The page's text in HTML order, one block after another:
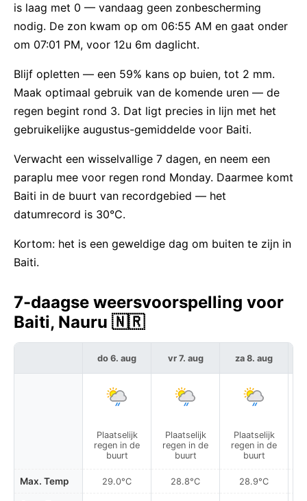
is laag met 0 — vandaag geen zonbescherming
nodig. De zon kwam op om 06:55 AM en gaat onder
om 07:01 PM, voor 12u 6m daglicht.
Blijf opletten — een 59% kans op buien, tot 2 mm.
Maak optimaal gebruik van de komende uren — de
regen begint rond 3. Dat ligt precies in lijn met het
gebruikelijke augustus-gemiddelde voor Baiti.
Verwacht een wisselvallige 7 dagen, en neem een
paraplu mee voor regen rond Monday. Daarmee komt
Baiti in de buurt van recordgebied — het
datumrecord is 30°C.
Kortom: het is een geweldige dag om buiten te zijn in
Baiti.
7-daagse weersvoorspelling voor
Baiti, Nauru 🇳🇷
Max. Temp
do 6. aug
Plaatselijk
regen in de
buurt
29.0°C
vr 7. aug
Plaatselijk
regen in de
buurt
28.8°C
za 8. aug
Plaatselijk
regen in de
buurt
28.9°C